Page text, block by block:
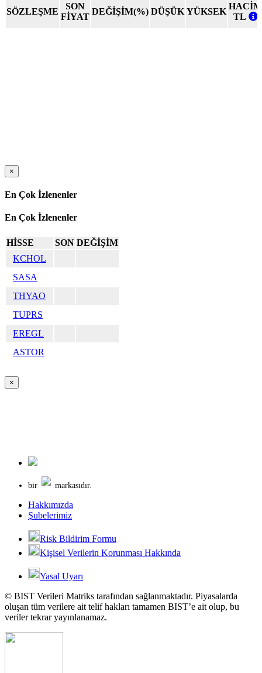
SÖZLEŞME
SON
FİYAT
DEĞİŞİM(%) DÜŞÜK YÜKSEK
HACİM
TL
×
En Çok İzlenenler
En Çok İzlenenler
HİSSE SON DEĞİŞİM
KCHOL
SASA
THYAO
TUPRS
EREGL
ASTOR
×
bir markasıdır.
Hakkımızda
Şubelerimiz
Risk Bildirim Formu
Kişisel Verilerin Korunması Hakkında
Yasal Uyarı
© BIST Verileri Matriks tarafından sağlanmaktadır. Piyasalarda
oluşan tüm verilere ait telif hakları tamamen BIST’e ait olup, bu
veriler tekrar yayınlanamaz.